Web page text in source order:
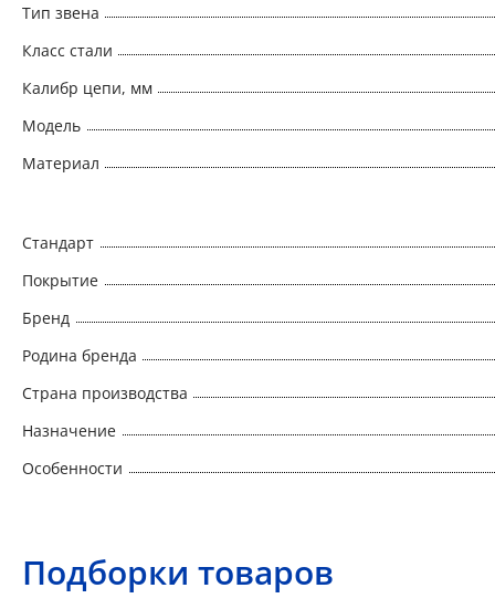
Тип звена
Класс стали
Калибр цепи, мм
Модель
Материал
Стандарт
Покрытие
Бренд
Родина бренда
Страна производства
Назначение
Особенности
Подборки товаров